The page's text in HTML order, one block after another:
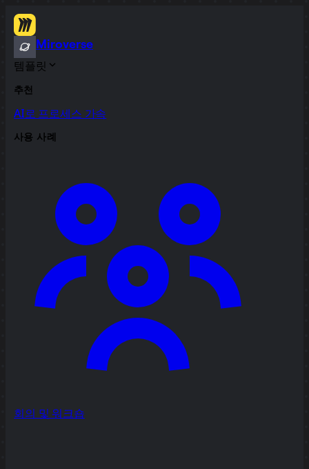
Miroverse
템플릿
추천
AI로 프로세스 가속
사용 사례
회의 및 워크숍